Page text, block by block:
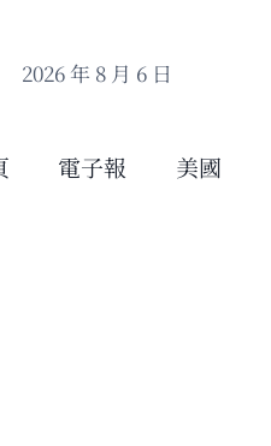
2026 年 8 月 6 日
電子報 美國